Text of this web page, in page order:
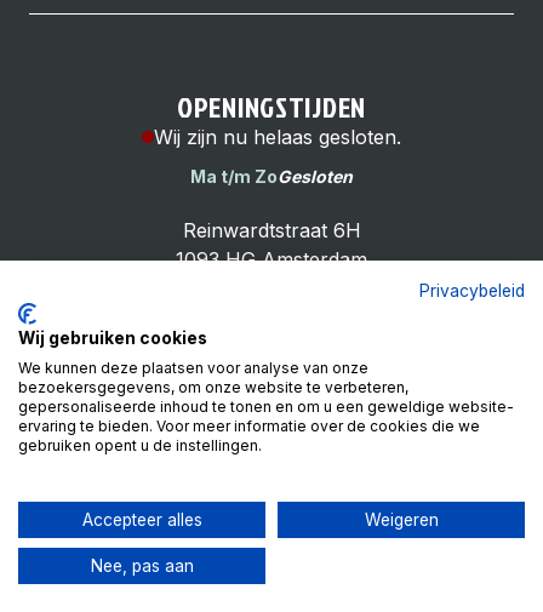
Cheap Bike Shop
4.9
Based on 99 reviews
Review ons op
OPENINGSTIJDEN
Wij zijn nu helaas gesloten.
Ma t/m ZoGesloten
Reinwardtstraat 6H
1093 HG Amsterdam
Privacybeleid
Wij gebruiken cookies
We kunnen deze plaatsen voor analyse van onze
bezoekersgegevens, om onze website te verbeteren,
gepersonaliseerde inhoud te tonen en om u een geweldige website-
ervaring te bieden. Voor meer informatie over de cookies die we
gebruiken opent u de instellingen.
Accepteer alles Weigeren
Nee, pas aan